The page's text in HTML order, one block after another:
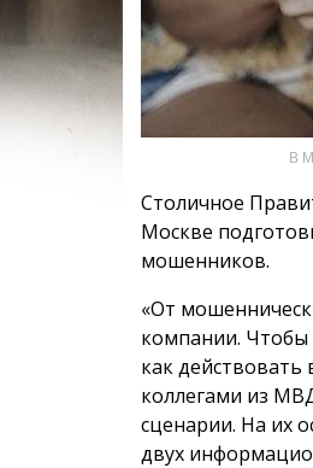
В
Столичное
Москве
мошенников.
«От
компании.
как
коллегами из
сценарии. На их
двух